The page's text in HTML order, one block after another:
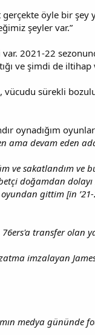
gerçekte öyle bir
şeyler var.”
2021-22
ve şimdi de iltihap
vücudu sürekli
oynadığım
ama devam eden
ve sakatlandım
doğamdan
oyundan gittim [in
transfer olan
imzalayan
medya gününde